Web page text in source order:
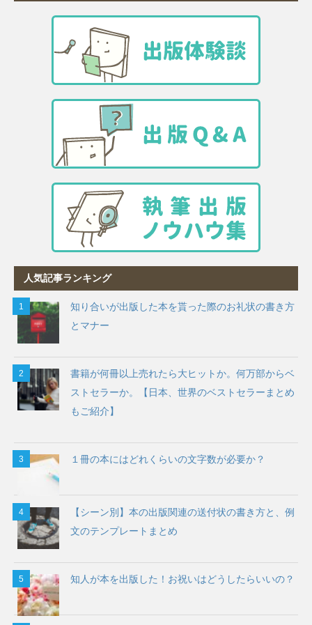
人気記事ランキング
知り合いが出版した本を貰った際のお礼状の書き方
とマナー
書籍が何冊以上売れたら大ヒットか。何万部からベ
ストセラーか。【日本、世界のベストセラーまとめ
もご紹介】
１冊の本にはどれくらいの文字数が必要か？
【シーン別】本の出版関連の送付状の書き方と、例
文のテンプレートまとめ
知人が本を出版した！お祝いはどうしたらいいの？